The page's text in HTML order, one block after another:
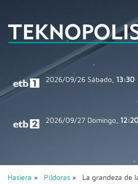
2026/09/26 Sábado, 13:30
2026/09/27 Domingo, 12:20
Hasiera » Píldoras » La grandeza de